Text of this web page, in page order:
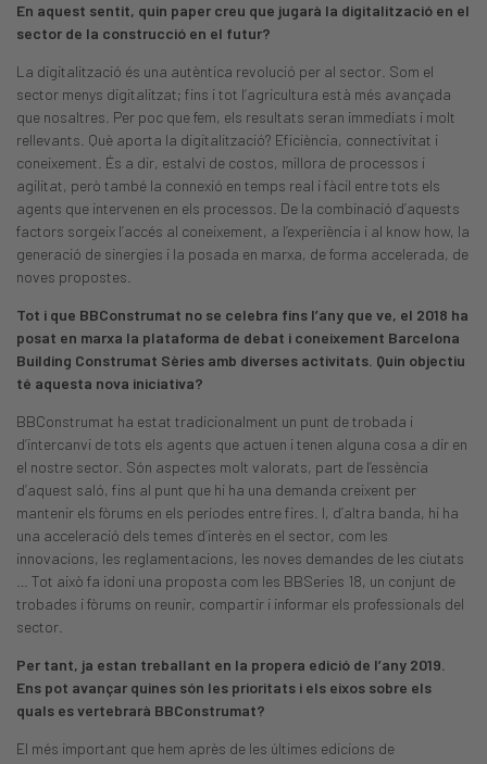
En aquest sentit, quin paper creu que jugarà la digitalització en el
sector de la construcció en el futur?
La digitalització és una autèntica revolució per al sector. Som el
sector menys digitalitzat; fins i tot l’agricultura està més avançada
que nosaltres. Per poc que fem, els resultats seran immediats i molt
rellevants. Què aporta la digitalització? Eficiència, connectivitat i
coneixement. És a dir, estalvi de costos, millora de processos i
agilitat, però també la connexió en temps real i fàcil entre tots els
agents que intervenen en els processos. De la combinació d’aquests
factors sorgeix l’accés al coneixement, a l’experiència i al know how, la
generació de sinergies i la posada en marxa, de forma accelerada, de
noves propostes.
Tot i que BBConstrumat no se celebra fins l’any que ve, el 2018 ha
posat en marxa la plataforma de debat i coneixement Barcelona
Building Construmat Sèries amb diverses activitats. Quin objectiu
té aquesta nova iniciativa?
BBConstrumat ha estat tradicionalment un punt de trobada i
d’intercanvi de tots els agents que actuen i tenen alguna cosa a dir en
el nostre sector. Són aspectes molt valorats, part de l’essència
d’aquest saló, fins al punt que hi ha una demanda creixent per
mantenir els fòrums en els períodes entre fires. I, d’altra banda, hi ha
una acceleració dels temes d’interès en el sector, com les
innovacions, les reglamentacions, les noves demandes de les ciutats
… Tot això fa idoni una proposta com les BBSeries 18, un conjunt de
trobades i fòrums on reunir, compartir i informar els professionals del
sector.
Per tant, ja estan treballant en la propera edició de l’any 2019.
Ens pot avançar quines són les prioritats i els eixos sobre els
quals es vertebrarà BBConstrumat?
El més important que hem après de les últimes edicions de